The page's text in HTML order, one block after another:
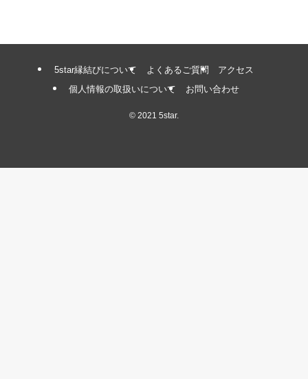
5star縁結びについて よくあるご質問
アクセス
個人情報の取扱いについて
お問い合わせ
© 2021 5star.